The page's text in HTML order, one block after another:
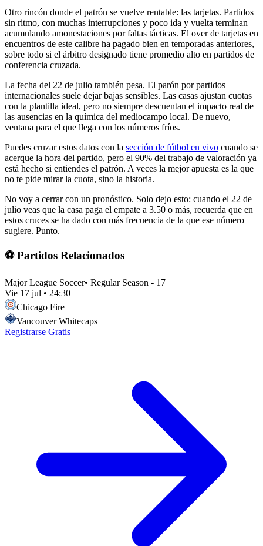
Otro rincón donde el patrón se vuelve rentable: las tarjetas. Partidos
sin ritmo, con muchas interrupciones y poco ida y vuelta terminan
acumulando amonestaciones por faltas tácticas. El over de tarjetas en
encuentros de este calibre ha pagado bien en temporadas anteriores,
sobre todo si el árbitro designado tiene promedio alto en partidos de
conferencia cruzada.
La fecha del 22 de julio también pesa. El parón por partidos
internacionales suele dejar bajas sensibles. Las casas ajustan cuotas
con la plantilla ideal, pero no siempre descuentan el impacto real de
las ausencias en la química del mediocampo local. De nuevo,
ventana para el que llega con los números fríos.
Puedes cruzar estos datos con la sección de fútbol en vivo cuando se
acerque la hora del partido, pero el 90% del trabajo de valoración ya
está hecho si entiendes el patrón. A veces la mejor apuesta es la que
no te pide mirar la cuota, sino la historia.
No voy a cerrar con un pronóstico. Solo dejo esto: cuando el 22 de
julio veas que la casa paga el empate a 3.50 o más, recuerda que en
estos cruces se ha dado con más frecuencia de la que ese número
sugiere. Punto.
⚽ Partidos Relacionados
Major League Soccer• Regular Season - 17
Vie 17 jul • 24:30
Chicago Fire
Vancouver Whitecaps
Registrarse Gratis